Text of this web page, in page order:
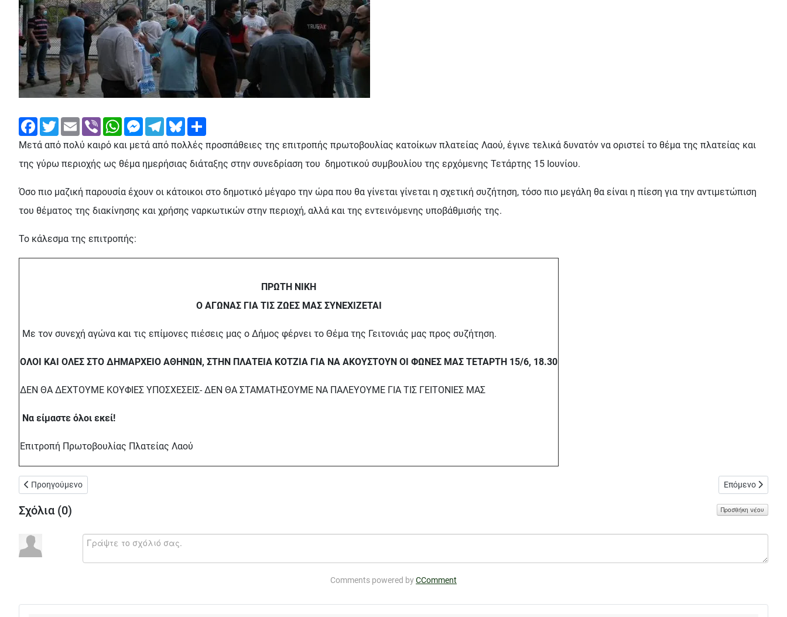
FacebookTwitterEmail Viber WhatsAppMessengerTelegramBluesky
Μετά από πολύ καιρό και μετά από πολλές προσπάθειες της επιτροπής πρωτοβουλίας κατοίκων πλατείας Λαού, έγινε τελικά δυνατόν να οριστεί το θέμα της πλατείας και
της γύρω περιοχής ως θέμα ημερήσιας διάταξης στην συνεδρίαση του δημοτικού συμβουλίου της ερχόμενης Τετάρτης 15 Ιουνίου.
Όσο πιο μαζική παρουσία έχουν οι κάτοικοι στο δημοτικό μέγαρο την ώρα που θα γίνεται γίνεται η σχετική συζήτηση, τόσο πιο μεγάλη θα είναι η πίεση για την αντιμετώπιση
του θέματος της διακίνησης και χρήσης ναρκωτικών στην περιοχή, αλλά και της εντεινόμενης υποβάθμισής της.
Το κάλεσμα της επιτροπής:
ΠΡΩΤΗ ΝΙΚΗ
Ο ΑΓΩΝΑΣ ΓΙΑ ΤΙΣ ΖΩΕΣ ΜΑΣ ΣΥΝΕΧΙΖΕΤΑΙ
Με τον συνεχή αγώνα και τις επίμονες πιέσεις μας ο Δήμος φέρνει το Θέμα της Γειτονιάς μας προς συζήτηση.
ΟΛΟΙ ΚΑΙ ΟΛΕΣ ΣΤΟ ΔΗΜΑΡΧΕΙΟ ΑΘΗΝΩΝ, ΣΤΗΝ ΠΛΑΤΕΙΑ ΚΟΤΖΙΑ ΓΙΑ ΝΑ ΑΚΟΥΣΤΟΥΝ ΟΙ ΦΩΝΕΣ ΜΑΣ ΤΕΤΑΡΤΗ 15/6, 18.30
ΔΕΝ ΘΑ ΔΕΧΤΟΥΜΕ ΚΟΥΦΙΕΣ ΥΠΟΣΧΕΣΕΙΣ- ΔΕΝ ΘΑ ΣΤΑΜΑΤΗΣΟΥΜΕ ΝΑ ΠΑΛΕΥΟΥΜΕ ΓΙΑ ΤΙΣ ΓΕΙΤΟΝΙΕΣ ΜΑΣ
Να είμαστε όλοι εκεί!
Επιτροπή Πρωτοβουλίας Πλατείας Λαού
Προηγούμενο άρθρο: Ο δύσκολος δρόμος για τα Σεπόλια - Ταξιδευτή κουράγιο
Προηγούμενο Επόμενο άρθρο:
Επόμενο
Σχόλια (0) Προσθήκη νέου
Comments powered byCComment